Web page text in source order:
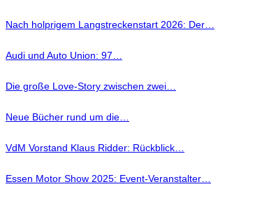
Nach holprigem Langstreckenstart 2026: Der…
Audi und Auto Union: 97…
Die große Love-Story zwischen zwei…
Neue Bücher rund um die…
VdM Vorstand Klaus Ridder: Rückblick…
Essen Motor Show 2025: Event-Veranstalter…